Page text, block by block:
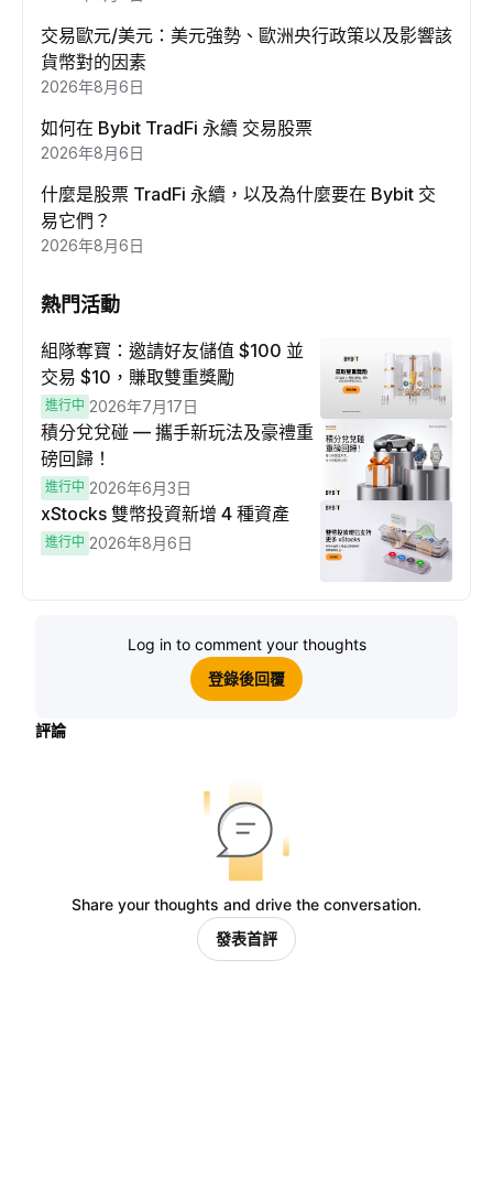
交易歐元/美元：美元強勢、歐洲央行政策以及影響該
貨幣對的因素
2026年8月6日
如何在 Bybit TradFi 永續 交易股票
2026年8月6日
什麼是股票 TradFi 永續，以及為什麼要在 Bybit 交
易它們？
2026年8月6日
熱門活動
組隊奪寶：邀請好友儲值 $100 並
交易 $10，賺取雙重獎勵
進行中 2026年7月17日
積分兌兌碰 — 攜手新玩法及豪禮重
磅回歸！
進行中 2026年6月3日
xStocks 雙幣投資新增 4 種資產
進行中 2026年8月6日
Log in to comment your thoughts
登錄後回覆
評論
Share your thoughts and drive the conversation.
發表首評